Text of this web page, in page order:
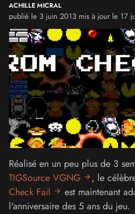
ACHILLE MICRAL
publié le 3 juin 2013 mis à jour le 17
Réalisé en un peu plus de 3
TIGSource VGNG
, le
Check Fail
est maintenant
l'anniversaire des 5 ans du jeu.